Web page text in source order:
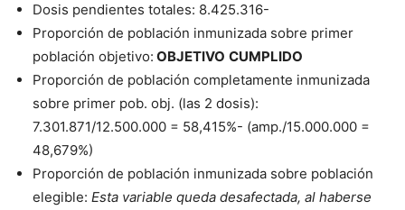
Dosis pendientes totales: 8.425.316-
Proporción de población inmunizada sobre primer
población objetivo: OBJETIVO CUMPLIDO
Proporción de población completamente inmunizada
sobre primer pob. obj. (las 2 dosis):
7.301.871/12.500.000 = 58,415%- (amp./15.000.000 =
48,679%)
Proporción de población inmunizada sobre población
elegible: Esta variable queda desafectada, al haberse